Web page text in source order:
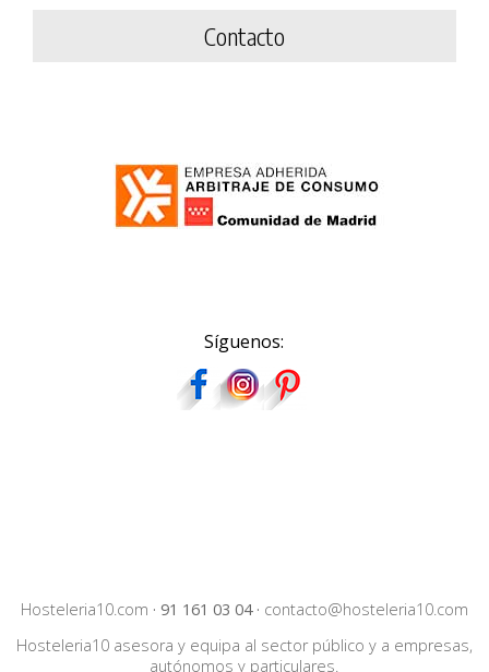
Contacto
Síguenos:
Hosteleria10.com · 91 161 03 04· contacto@hosteleria10.com
Hosteleria10 asesora y equipa al sector público y a empresas,
autónomos y particulares.